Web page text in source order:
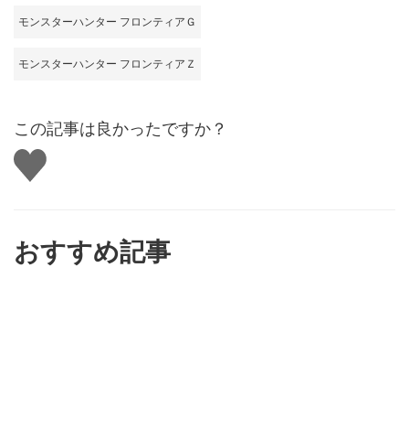
モンスターハンター フロンティアＧ
モンスターハンター フロンティアＺ
この記事は良かったですか？
い
い
おすすめ記事